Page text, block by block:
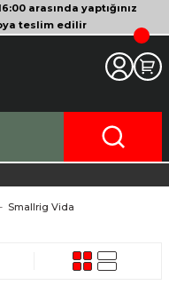
arasında yaptığınız
teslim edilir
Smallrig Vida